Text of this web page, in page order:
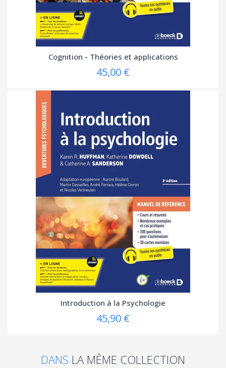
Cognition - Théories et applications
45,00 €
Introduction à la Psychologie
45,90 €
DANS LA MÊME COLLECTION